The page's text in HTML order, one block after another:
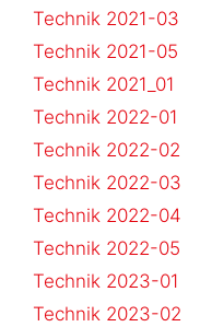
Technik 2021-03
Technik 2021-05
Technik 2021_01
Technik 2022-01
Technik 2022-02
Technik 2022-03
Technik 2022-04
Technik 2022-05
Technik 2023-01
Technik 2023-02